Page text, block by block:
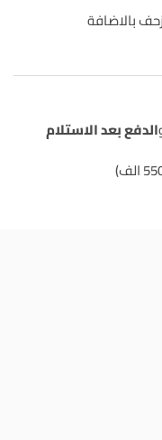
بالاضافة
الدفع بعد الاستلام